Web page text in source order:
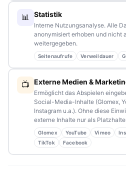
NAVIGATION
Home
Stellenanzeigen
📊 Statistik
Interne Nutzungsanalyse. Alle
anonymisiert erhoben und nicht
weitergegeben.
Seitenaufrufe Verweildauer
📺 Externe Medien &
Ermöglicht das Abspielen
Social-Media-Inhalte (Glomex,
Instagram u.a.). Ohne diese
externe Inhalte nur als
Glomex YouTube Vimeo
TikTok
Facebook